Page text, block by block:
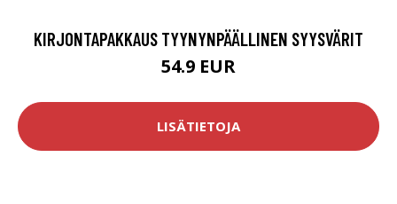
KIRJONTAPAKKAUS TYYNYNPÄÄLLINEN SYYSVÄRIT
54.9 EUR
LISÄTIETOJA